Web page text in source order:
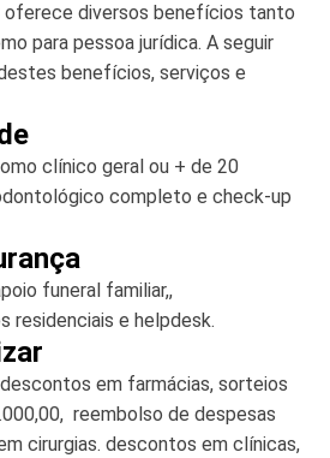
oferece diversos benefícios tanto
para pessoa jurídica. A seguir
benefícios, serviços e
clínico geral ou + de 20
completo e check-up
funeral familiar,,
residenciais e helpdesk.
em farmácias, sorteios
reembolso de despesas
cirurgias. descontos em clínicas,